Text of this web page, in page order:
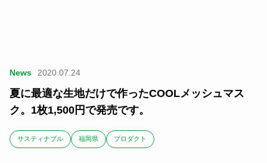
News 2020.07.24
夏に最適な生地だけで作ったCOOLメッシュマス
ク。1枚1,500円で発売です。
サスティナブル 福岡県 ブロダクト